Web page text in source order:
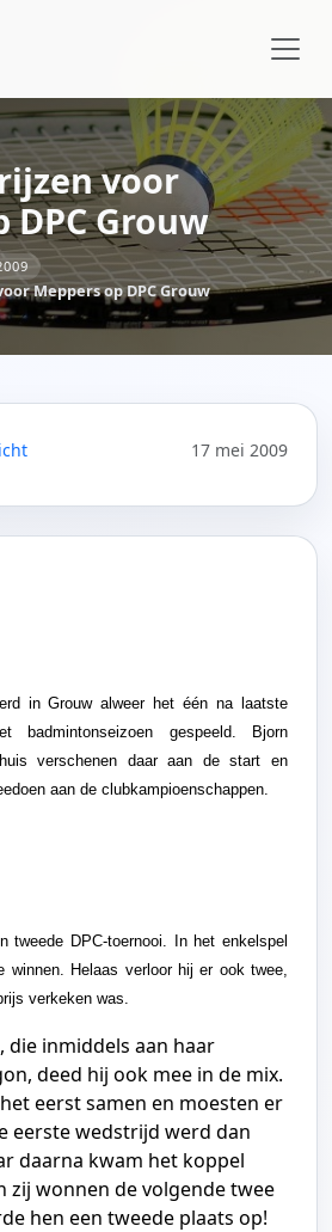
voor
DPC Grouw
Meppers op DPC Grouw
17 mei 2009
in Grouw alweer het één na laatste
badmintonseizoen gespeeld. Bjorn
verschenen daar aan de start en
aan de clubkampioenschappen.
tweede DPC-toernooi. In het enkelspel
winnen. Helaas verloor hij er ook twee,
verkeken was.
die inmiddels aan haar
deed hij ook mee in de mix.
eerst samen en moesten er
eerste wedstrijd werd dan
daarna kwam het koppel
zij wonnen de volgende twee
hen een tweede plaats op!